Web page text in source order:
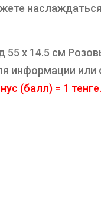
х 14.5 см
информации или
(балл) = 1 тенге.